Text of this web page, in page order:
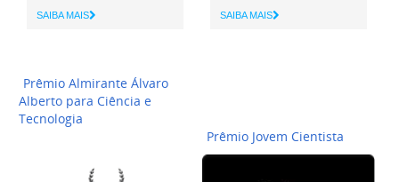
SAIBA MAIS SAIBA MAIS
Prêmio Almirante Álvaro
Alberto para Ciência e
Tecnologia
Prêmio Jovem Cientista